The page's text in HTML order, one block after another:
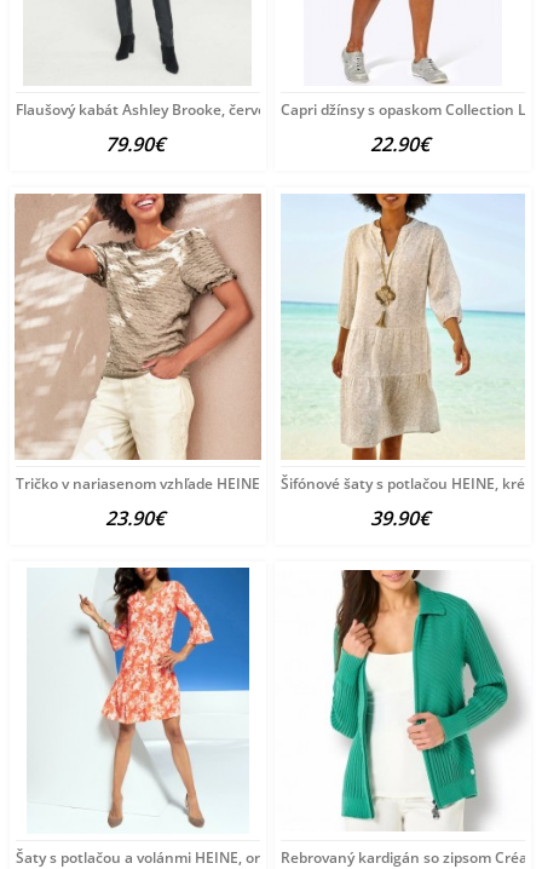
Flaušový kabát Ashley Brooke, červený
79.90€
Capri džínsy s opaskom Collection L,
22.90€
Tričko v nariasenom vzhľade HEINE, sivobéžové
23.90€
Šifónové šaty s potlačou HEINE,
39.90€
Šaty s potlačou a volánmi HEINE, oranžovo-krémováRebrovaný kardigán so zipsom